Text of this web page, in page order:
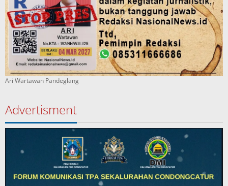
Ari Wartawan Pandeglang
Advertisment